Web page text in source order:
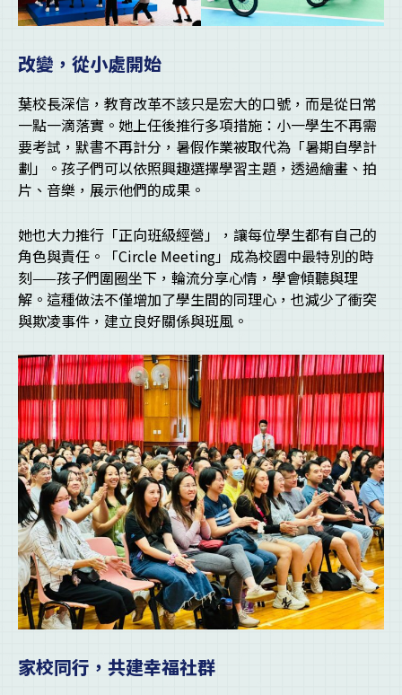
改變，從小處開始
葉校長深信，教育改革不該只是宏大的口號，而是從日常
一點一滴落實。她上任後推行多項措施：小一學生不再需
要考試，默書不再計分，暑假作業被取代為「暑期自學計
劃」。孩子們可以依照興趣選擇學習主題，透過繪畫、拍
片、音樂，展示他們的成果。
她也大力推行「正向班級經營」，讓每位學生都有自己的
角色與責任。「Circle Meeting」成為校園中最特別的時
刻——孩子們圍圈坐下，輪流分享心情，學會傾聽與理
解。這種做法不僅增加了學生間的同理心，也減少了衝突
與欺凌事件，建立良好關係與班風。
家校同行，共建幸福社群